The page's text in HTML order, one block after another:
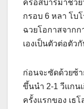
ครอสบาร์มาช่ว
กรอบ 6 หลา โบ
ฉวยโอกาสจากก
เองเป็นตัวต่อตัว
ก่อนจะซัดด้วยซ้
ขึ้นนํา 2-1 วีแกน
ครั้งแรกของ เธ